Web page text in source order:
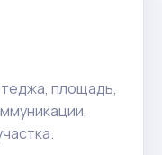
площадь,